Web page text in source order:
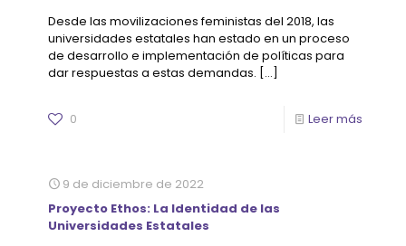
Desde las movilizaciones feministas del 2018, las
universidades estatales han estado en un proceso
de desarrollo e implementación de políticas para
dar respuestas a estas demandas. […]
0 Leer más
9 de diciembre de 2022
Proyecto Ethos: La Identidad de las
Universidades Estatales